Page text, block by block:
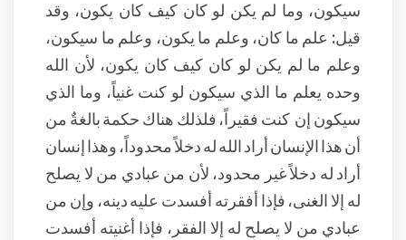
سيكون، وما لم يكن لو كان كيف كان يكون، وقد
قيل: علم ما كان، وعلم ما يكون، وعلم ما سيكون،
وعلم ما لم يكن لو كان كيف كان يكون، لأن الله
وحده يعلم ما الذي سيكون لو كنت غنياً، وما الذي
سيكون إن كنت فقيراً، فلذلك هناك حكمة بالغةٌ من
أن هذا الإنسان أراد الله له دخلاً محدوداً، وهذا إنسان
أراد له دخلاً غير محدود، لأن من عبادي من لا يصلح
له إلا الغنى، فإذا أفقرته أفسدت عليه دينه، وإن من
عبادي من لا يصلح له إلا الفقر، فإذا أغنيته أفسدت